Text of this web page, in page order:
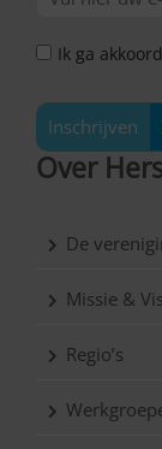
Ik ga
Inschrijven
Over
De
Missie &
Regio’s